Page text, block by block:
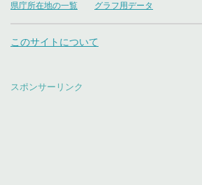
県庁所在地の一覧
グラフ用データ
このサイトについて
スポンサーリンク